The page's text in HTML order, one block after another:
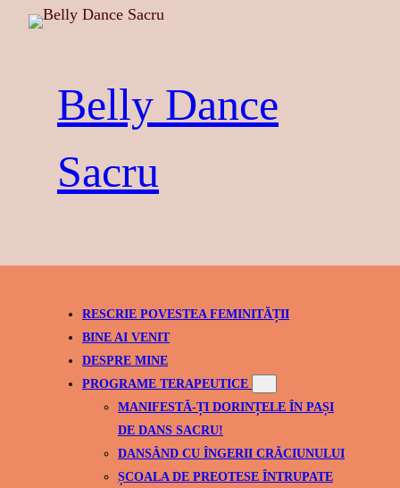
Belly Dance
Sacru
RESCRIE POVESTEA FEMINITĂȚII
BINE AI VENIT
DESPRE MINE
PROGRAME TERAPEUTICE
MANIFESTĂ-ȚI DORINȚELE ÎN PAȘI
DE DANS SACRU!
DANSÂND CU ÎNGERII CRĂCIUNULUI
ȘCOALA DE PREOTESE ÎNTRUPATE